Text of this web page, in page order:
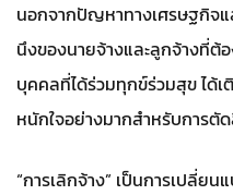
นอกจากปัญหาทางเศรษฐกิจ
นึงของนายจ้างและลูกจ้างที่ต้อ
บุคคลที่ได้ร่วมทุกข์ร่วมสุข ได้
หนักใจอย่างมากสำหรับการตั
“การเลิกจ้าง” เป็นการเปลี่ย